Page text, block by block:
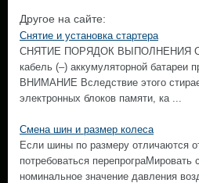
Другое на сайте:
Снятие и установка стартера
СНЯТИЕ ПОРЯДОК ВЫПОЛНЕНИЯ
кабель (–) аккумуляторной батареи
ВНИМАНИЕ Вследствие этого
электронных блоков памяти, ка ...
Смена шин и размер колеса
Если шины по размеру отличаются
потребоваться перепрограМировать
номинальное значение давления